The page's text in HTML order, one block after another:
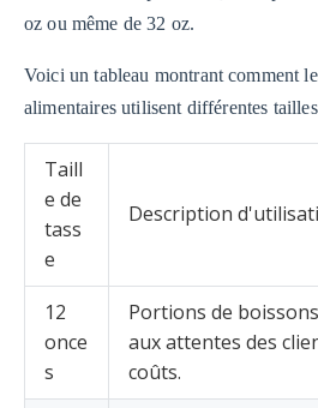
oz ou même de 32 oz.
Voici un tableau montrant comment
alimentaires utilisent différentes
Taill
e de
tass
e
Description
12
once
s
Portions de
aux attentes des
coûts.